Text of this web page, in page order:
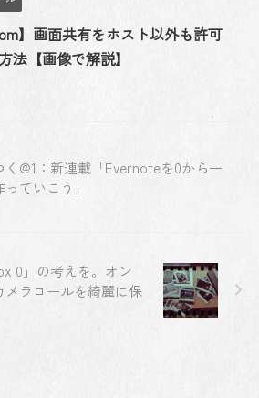
】画面共有をホスト以外も許可
法【画像で解説】
く@1：新連載「Evernoteを0から一
ていこう」
0」の考えを。オン
メラロールを綺麗に保